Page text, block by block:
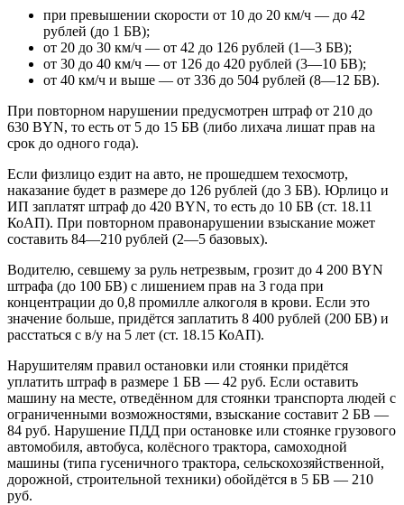
при превышении скорости от 10 до 20 км/ч — до 42
рублей (до 1 БВ);
от 20 до 30 км/ч — от 42 до 126 рублей (1—3 БВ);
от 30 до 40 км/ч — от 126 до 420 рублей (3—10 БВ);
от 40 км/ч и выше — от 336 до 504 рублей (8—12 БВ).
При повторном нарушении предусмотрен штраф от 210 до
630 BYN, то есть от 5 до 15 БВ (либо лихача лишат прав на
срок до одного года).
Если физлицо ездит на авто, не прошедшем техосмотр,
наказание будет в размере до 126 рублей (до 3 БВ). Юрлицо и
ИП заплатят штраф до 420 BYN, то есть до 10 БВ (ст. 18.11
КоАП). При повторном правонарушении взыскание может
составить 84—210 рублей (2—5 базовых).
Водителю, севшему за руль нетрезвым, грозит до 4 200 BYN
штрафа (до 100 БВ) с лишением прав на 3 года при
концентрации до 0,8 промилле алкоголя в крови. Если это
значение больше, придётся заплатить 8 400 рублей (200 БВ) и
расстаться с в/у на 5 лет (ст. 18.15 КоАП).
Нарушителям правил остановки или стоянки придётся
уплатить штраф в размере 1 БВ — 42 руб. Если оставить
машину на месте, отведённом для стоянки транспорта людей с
ограниченными возможностями, взыскание составит 2 БВ —
84 руб. Нарушение ПДД при остановке или стоянке грузового
автомобиля, автобуса, колёсного трактора, самоходной
машины (типа гусеничного трактора, сельскохозяйственной,
дорожной, строительной техники) обойдётся в 5 БВ — 210
руб.